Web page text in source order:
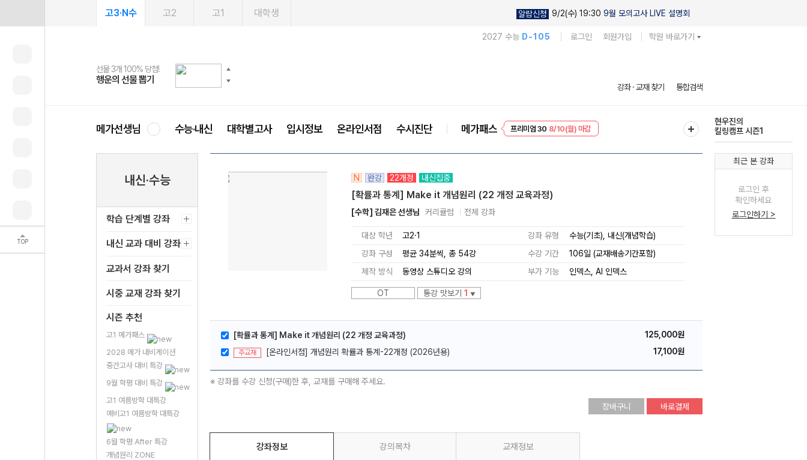
TOP
고3·N수 고2 고1 대학생 알람신청 9/2(수) 19:30 9월 모의고사 LIVE 설명회
2027 수능 D-105 로그인 회원가입 학원 바로가기
메가스터디
선물 3개 100% 당첨!
행운의 선물 뽑기
선물 100% 증정!
메가스터디 X 올리브
여름방학 스터디 캐시백
메가런 썸머스쿨
2027 러셀 단과
강사 공개선발
스마트러닝앱
설문 EVENT
메가패스
3일 무료 체험권
메가패스 수강생 무료혜택!
메가클럽 멤버십
사회공헌 캠페인
희망이룸 메가나눔
강좌 · 교재 찾기 통합검색
메가선생님 수능·내신 대학별고사 입시정보 온라인서점 수시진단 메가패스
프리미엄 30 8/10(월) 마감
현우진의
킬링캠프 시즌1
내신·수능
학습 단계별 강좌
내신 교과 대비 강좌
교과서 강좌 찾기
시중 교재 강좌 찾기
시즌 추천
고1 메가패스
2028 메가 내비게이션
중간고사 대비 특강
9월 학평 대비 특강
고1 여름방학 대특강
예비고1 여름방학 대특강
6월 학평 After 특강
개념원리 ZONE
N 완강 22개정 내신집중
[확률과 통계] Make it 개념원리 (22 개정 교육과정)
[수학] 김재은 선생님 커리큘럼 전체 강좌
대상 학년 고2·1 강좌 유형
수능(기초), 내신(개념학습)
강좌 구성
평균 34분씩, 총 54강 수강 기간
106일 (교재배송기간포함)
제작 방식
동영상 스튜디오 강의 부가 기능 인덱스 AI 인덱스
OT 통강 맛보기 1 ▼
[확률과 통계] Make it 개념원리 (22 개정 교육과정) 125,000원
주교재 [온라인서점] 개념원리 확률과 통계-22개정 (2026년용) 17,100원
※ 강좌를 수강 신청(구매)한 후, 교재를 구매해 주세요.
장바구니 바로결제
강좌정보 강의목차 교재정보
최근 본 강좌
로그인 후
확인하세요
로그인하기 >